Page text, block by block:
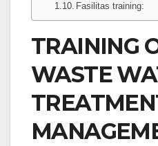
Fasilitas training:
TRAINING
WASTE